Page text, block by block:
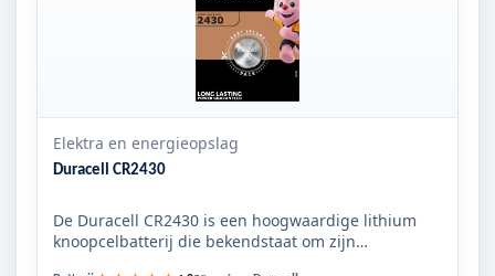
Elektra en energieopslag
Duracell CR2430
De Duracell CR2430 is een hoogwaardige lithium
knoopcelbatterij die bekendstaat om zijn